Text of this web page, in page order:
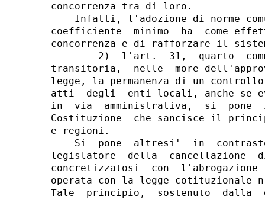
concorrenza tra di loro.
Infatti, l'adozione di norme
coefficiente  minimo  ha  come
concorrenza e di rafforzare il
2)  l'art.  31,  quarto
transitoria,  nelle  more
legge, la permanenza di un
atti  degli  enti locali, anche se
in  via  amministrativa,  si  pone
Costituzione  che sancisce il
e regioni.
Si  pone  altresi'  in
legislatore  della  cancellazione
concretizzatosi  con
operata con la legge
Tale  principio,  sostenuto  dalla